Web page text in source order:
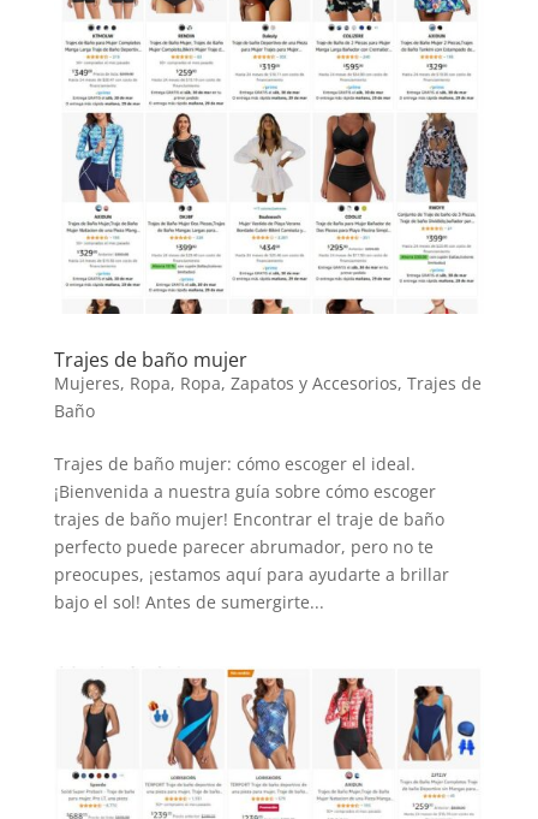
Trajes de baño mujer
Mujeres, Ropa, Ropa, Zapatos y Accesorios, Trajes de
Baño
Trajes de baño mujer: cómo escoger el ideal.
¡Bienvenida a nuestra guía sobre cómo escoger
trajes de baño mujer! Encontrar el traje de baño
perfecto puede parecer abrumador, pero no te
preocupes, ¡estamos aquí para ayudarte a brillar
bajo el sol! Antes de sumergirte...